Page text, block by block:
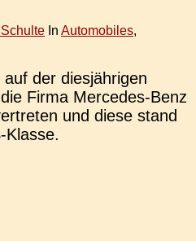
In Automobiles,
der dies­jäh­ri­gen
Firma Mer­ce­­des-Benz
und diese stand